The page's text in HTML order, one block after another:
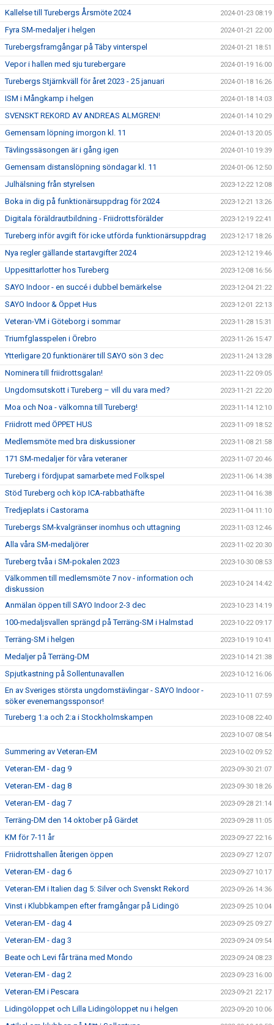
Kallelse till Turebergs Årsmöte 2024 2024-01-23 08:19
Fyra SM-medaljer i helgen 2024-01-21 22:00
Turebergsframgångar på Täby vinterspel 2024-01-21 18:51
Vepor i hallen med sju turebergare 2024-01-19 16:00
Turebergs Stjärnkväll för året 2023 - 25 januari 2024-01-18 16:26
ISM i Mångkamp i helgen 2024-01-18 14:03
SVENSKT REKORD AV ANDREAS ALMGREN! 2024-01-14 10:29
Gemensam löpning imorgon kl. 11 2024-01-13 20:05
Tävlingssäsongen är i gång igen 2024-01-10 19:39
Gemensam distanslöpning söndagar kl. 11 2024-01-06 12:50
Julhälsning från styrelsen 2023-12-22 12:08
Boka in dig på funktionärsuppdrag för 2024 2023-12-21 13:26
Digitala föräldrautbildning - Friidrottsförälder 2023-12-19 22:41
Tureberg inför avgift för icke utförda funktionärsuppdrag 2023-12-17 18:26
Nya regler gällande startavgifter 2024 2023-12-12 19:46
Uppesittarlotter hos Tureberg 2023-12-08 16:56
SAYO Indoor - en succé i dubbel bemärkelse 2023-12-04 21:22
SAYO Indoor & Öppet Hus 2023-12-01 22:13
Veteran-VM i Göteborg i sommar 2023-11-28 15:31
Triumfglasspelen i Örebro 2023-11-26 15:47
Ytterligare 20 funktionärer till SAYO sön 3 dec 2023-11-24 13:28
Nominera till friidrottsgalan! 2023-11-22 09:05
Ungdomsutskott i Tureberg – vill du vara med? 2023-11-21 22:20
Moa och Noa - välkomna till Tureberg! 2023-11-14 12:10
Friidrott med ÖPPET HUS 2023-11-09 18:52
Medlemsmöte med bra diskussioner 2023-11-08 21:58
171 SM-medaljer för våra veteraner 2023-11-07 20:46
Tureberg i fördjupat samarbete med Folkspel 2023-11-06 14:38
Stöd Tureberg och köp ICA-rabbathäfte 2023-11-04 16:38
Tredjeplats i Castorama 2023-11-04 11:10
Turebergs SM-kvalgränser inomhus och uttagning 2023-11-03 12:46
Alla våra SM-medaljörer 2023-11-02 20:30
Tureberg tvåa i SM-pokalen 2023 2023-10-30 08:53
Välkommen till medlemsmöte 7 nov - information och
diskussion
2023-10-24 14:42
Anmälan öppen till SAYO Indoor 2-3 dec 2023-10-23 14:19
100-medaljsvallen sprängd på Terräng-SM i Halmstad 2023-10-22 09:17
Terräng-SM i helgen 2023-10-19 10:41
Medaljer på Terräng-DM 2023-10-14 21:38
Spjutkastning på Sollentunavallen 2023-10-12 16:06
En av Sveriges största ungdomstävlingar - SAYO Indoor -
söker evenemangssponsor!
2023-10-11 07:59
Tureberg 1:a och 2:a i Stockholmskampen 2023-10-08 22:40
2023-10-07 08:54
Summering av Veteran-EM 2023-10-02 09:52
Veteran-EM - dag 9 2023-09-30 21:07
Veteran-EM - dag 8 2023-09-30 18:26
Veteran-EM - dag 7 2023-09-28 21:14
Terräng-DM den 14 oktober på Gärdet 2023-09-28 11:05
KM för 7-11 år 2023-09-27 22:16
Friidrottshallen återigen öppen 2023-09-27 12:07
Veteran-EM - dag 6 2023-09-27 10:17
Veteran-EM i Italien dag 5: Silver och Svenskt Rekord 2023-09-26 14:36
Vinst i Klubbkampen efter framgångar på Lidingö 2023-09-25 10:04
Veteran-EM - dag 4 2023-09-25 09:27
Veteran-EM - dag 3 2023-09-24 09:54
Beate och Levi får träna med Mondo 2023-09-24 08:23
Veteran-EM - dag 2 2023-09-23 16:00
Veteran-EM i Pescara 2023-09-21 22:17
Lidingöloppet och Lilla Lidingöloppet nu i helgen 2023-09-20 10:06